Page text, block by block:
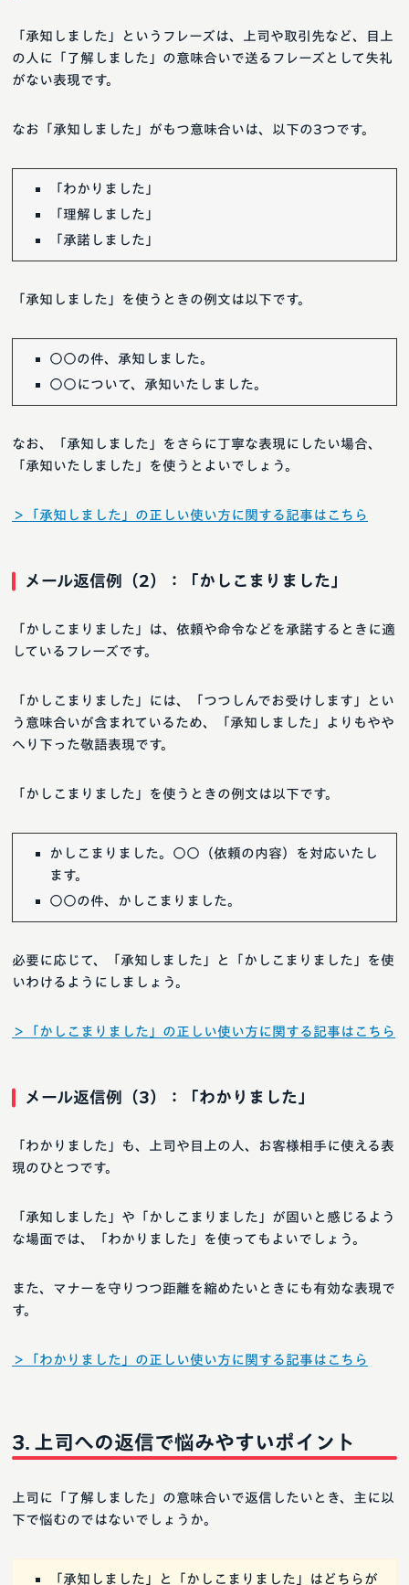
「承知しました」というフレーズは、上司や取引先など、目上
の人に「了解しました」の意味合いで送るフレーズとして失礼
がない表現です。
なお「承知しました」がもつ意味合いは、以下の3つです。
「わかりました」
「理解しました」
「承諾しました」
「承知しました」を使うときの例文は以下です。
○○の件、承知しました。
○○について、承知いたしました。
なお、「承知しました」をさらに丁寧な表現にしたい場合、
「承知いたしました」を使うとよいでしょう。
＞「承知しました」の正しい使い方に関する記事はこちら
メール返信例（2）：「かしこまりました」
「かしこまりました」は、依頼や命令などを承諾するときに適
しているフレーズです。
「かしこまりました」には、「つつしんでお受けします」とい
う意味合いが含まれているため、「承知しました」よりもやや
へり下った敬語表現です。
「かしこまりました」を使うときの例文は以下です。
かしこまりました。○○（依頼の内容）を対応いたし
ます。
○○の件、かしこまりました。
必要に応じて、「承知しました」と「かしこまりました」を使
いわけるようにしましょう。
＞「かしこまりました」の正しい使い方に関する記事はこちら
メール返信例（3）：「わかりました」
「わかりました」も、上司や目上の人、お客様相手に使える表
現のひとつです。
「承知しました」や「かしこまりました」が固いと感じるよう
な場面では、「わかりました」を使ってもよいでしょう。
また、マナーを守りつつ距離を縮めたいときにも有効な表現で
す。
＞「わかりました」の正しい使い方に関する記事はこちら
上司への返信で悩みやすいポイント
上司に「了解しました」の意味合いで返信したいとき、主に以
下で悩むのではないでしょうか。
「承知しました」と「かしこまりました」はどちらが